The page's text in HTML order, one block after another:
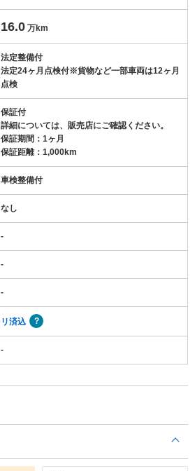
16.0 万km
法定整備付
法定24ヶ月点検付※貨物など一部車両は12ヶ月
点検
保証付
詳細については、販売店にご確認ください。
保証期間：1ヶ月
保証距離：1,000km
車検整備付
なし
-
-
-
リ済込
-